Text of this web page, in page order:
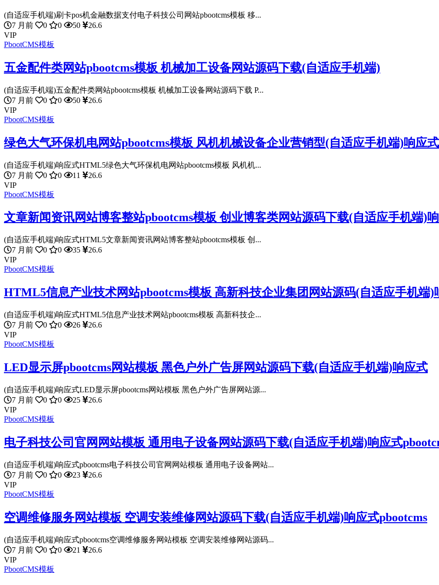
(自适应手机端)刷卡pos机金融数据支付电子科技公司网站pbootcms模板 移...
7 月前
0 0 50
26.6
VIP
PbootCMS模板
五金配件类网站pbootcms模板 机械加工设备网站源码下载(自适应手机端)
(自适应手机端)五金配件类网站pbootcms模板 机械加工设备网站源码下载 P...
7 月前
0 0 50
26.6
VIP
PbootCMS模板
绿色大气环保机电网站pbootcms模板 风机机械设备企业营销型(自适应手机端)响应
(自适应手机端)响应式HTML5绿色大气环保机电网站pbootcms模板 风机机...
7 月前
0 0 11
26.6
VIP
PbootCMS模板
文章新闻资讯网站博客整站pbootcms模板 创业博客类网站源码下载(自适应手机端)
(自适应手机端)响应式HTML5文章新闻资讯网站博客整站pbootcms模板 创...
7 月前
0 0 35
26.6
VIP
PbootCMS模板
HTML5信息产业技术网站pbootcms模板 高新科技企业集团网站源码(自适应手机端)
(自适应手机端)响应式HTML5信息产业技术网站pbootcms模板 高新科技企...
7 月前
0 0 26
26.6
VIP
PbootCMS模板
LED显示屏pbootcms网站模板 黑色户外广告屏网站源码下载(自适应手机端)响应式
(自适应手机端)响应式LED显示屏pbootcms网站模板 黑色户外广告屏网站源...
7 月前
0 0 25
26.6
VIP
PbootCMS模板
电子科技公司官网网站模板 通用电子设备网站源码下载(自适应手机端)响应式
(自适应手机端)响应式pbootcms电子科技公司官网网站模板 通用电子设备网站...
7 月前
0 0 23
26.6
VIP
PbootCMS模板
空调维修服务网站模板 空调安装维修网站源码下载(自适应手机端)响应式pbootcms
(自适应手机端)响应式pbootcms空调维修服务网站模板 空调安装维修网站源码...
7 月前
0 0 21
26.6
VIP
PbootCMS模板